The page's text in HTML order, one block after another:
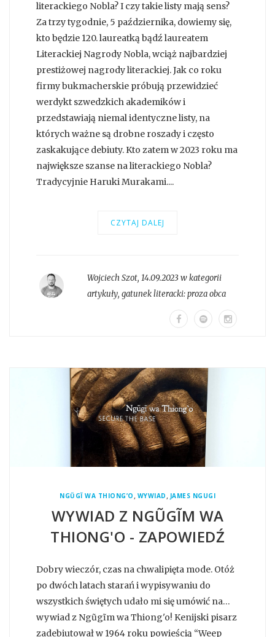
literackiego Nobla? I czy takie listy mają sens?
Za trzy tygodnie, 5 października, dowiemy się,
kto będzie 120. laureatką bądź laureatem
Literackiej Nagrody Nobla, wciąż najbardziej
prestiżowej nagrody literackiej. Jak co roku
firmy bukmacherskie próbują przewidzieć
werdykt szwedzkich akademików i
przedstawiają niemal identyczne listy, na
których ważne są drobne roszady i często
zaskakujące debiuty. Kto zatem w 2023 roku ma
największe szanse na literackiego Nobla?
Tradycyjnie Haruki Murakami....
CZYTAJ DALEJ
Wojciech Szot, 14.09.2023 w kategorii
artykuły, gatunek literacki:proza obca
NGŨGĨ WA THIONG’O, WYWIAD, JAMES NGUGI
WYWIAD Z NGŨGĨM WA
THIONG'O - ZAPOWIEDŹ
Dobry wieczór, czas na chwalipięta mode. Otóż
po dwóch latach starań i wypisywaniu do
wszystkich świętych udało mi się umówić na…
wywiad z Ngũgĩm wa Thiong'o! Kenijski pisarz
zadebiutował w 1964 roku powieścią “Weep